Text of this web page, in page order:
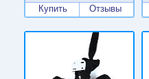
Купить
Отзывы